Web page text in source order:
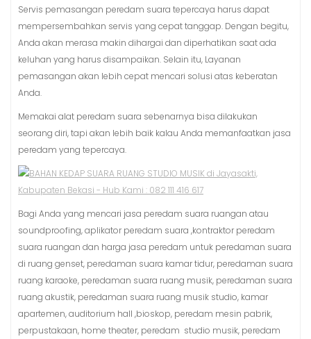
Servis pemasangan peredam suara tepercaya harus dapat
mempersembahkan servis yang cepat tanggap. Dengan begitu,
Anda akan merasa makin dihargai dan diperhatikan saat ada
keluhan yang harus disampaikan. Selain itu, Layanan
pemasangan akan lebih cepat mencari solusi atas keberatan
Anda.
Memakai alat peredam suara sebenarnya bisa dilakukan
seorang diri, tapi akan lebih baik kalau Anda memanfaatkan jasa
peredam yang tepercaya.
Bagi Anda yang mencari jasa peredam suara ruangan atau
soundproofing, aplikator peredam suara ,kontraktor peredam
suara ruangan dan harga jasa peredam untuk peredaman suara
di ruang genset, peredaman suara kamar tidur, peredaman suara
ruang karaoke, peredaman suara ruang musik, peredaman suara
ruang akustik, peredaman suara ruang musik studio, kamar
apartemen, auditorium hall ,bioskop, peredam mesin pabrik,
perpustakaan, home theater, peredam studio musik, peredam